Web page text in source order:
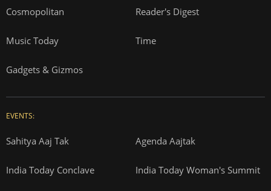
Cosmopolitan Reader's Digest
Music Today Time
Gadgets & Gizmos
EVENTS:
Sahitya Aaj Tak Agenda Aajtak
India Today Conclave India Today Woman's Summit